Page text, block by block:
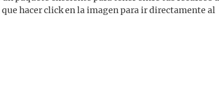
hacer click en la imagen para ir directamente al